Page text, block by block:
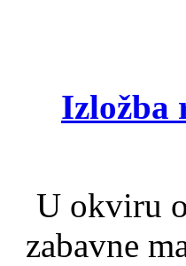
Izložba
U okviru
zabavne